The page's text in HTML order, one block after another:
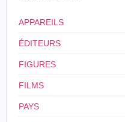
APPAREILS
ÉDITEURS
FIGURES
FILMS
PAYS